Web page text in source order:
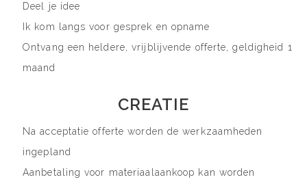
Deel je idee
Ik kom langs voor gesprek en opname
Ontvang een heldere, vrijblijvende offerte, geldigheid 1
maand
CREATIE
Na acceptatie offerte worden de werkzaamheden
ingepland
Aanbetaling voor materiaalaankoop kan worden